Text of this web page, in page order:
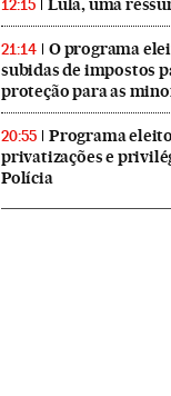
12:15 Lula, uma
21:14
O programa
subidas de impostos
proteção para as
20:55
Programa
privatizações e
Polícia